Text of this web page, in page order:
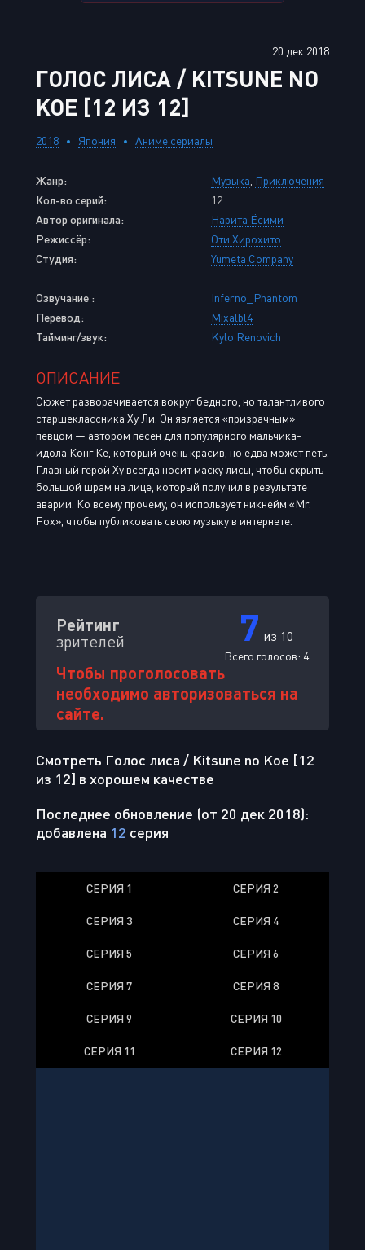
20 дек 2018
ГОЛОС ЛИСА / KITSUNE NO
KOE [12 ИЗ 12]
2018 Япония Аниме сериалы
Жанр: Музыка Приключения
Кол-во серий:
12
Автор оригинала:
Нарита Ёсими
Режиссёр:
Оти Хирохито
Студия:
Yumeta Company
Озвучание :
Inferno_Phantom
Перевод:
Mixalbl4
Тайминг/звук:
Kylo Renovich
ОПИСАНИЕ
Сюжет разворачивается вокруг бедного, но талантливого
старшеклассника Ху Ли. Он является «призрачным»
певцом — автором песен для популярного мальчика-
идола Конг Ке, который очень красив, но едва может петь.
Главный герой Ху всегда носит маску лисы, чтобы скрыть
большой шрам на лице, который получил в результате
аварии. Ко всему прочему, он использует никнейм «Mr.
Fox», чтобы публиковать свою музыку в интернете.
Рейтинг
зрителей 7 из 10
Всего голосов: 4
Чтобы проголосовать
необходимо авторизоваться на
сайте.
Смотреть Голос лиса / Kitsune no Koe [12
из 12] в хорошем качестве
Последнее обновление (от 20 дек 2018):
добавлена 12 серия
СЕРИЯ 1 СЕРИЯ 2
СЕРИЯ 3 СЕРИЯ 4
СЕРИЯ 5 СЕРИЯ 6
СЕРИЯ 7 СЕРИЯ 8
СЕРИЯ 9 СЕРИЯ 10
СЕРИЯ 11 СЕРИЯ 12